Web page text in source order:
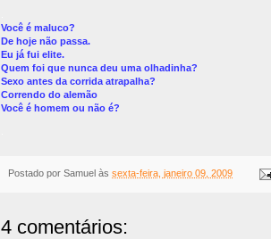
Você é maluco?
De hoje não passa.
Eu já fui elite.
Quem foi que nunca deu uma olhadinha?
Sexo antes da corrida atrapalha?
Correndo do alemão
Você é homem ou não é?
Postado por Samuel às sexta-feira, janeiro 09, 2009
4 comentários: